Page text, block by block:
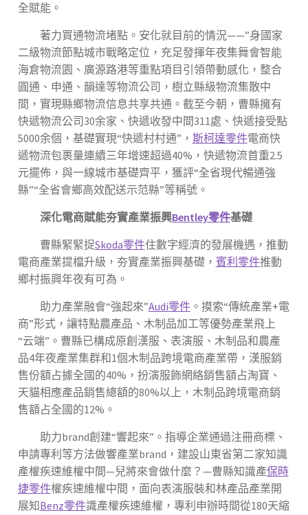
全賦能。
著力買通物流堵點。安化就目前的情況——”身國家
二級物流節點城市戰略定位，充足發揮年夜集舞會智能
海倉物流園、廣源路港等重點項目引領帶動感化，整合
圓通、申通、韻達等物流公司，樹立縣級物流集散中
間，實現縣鄉物流信息共享共通。截至今朝，曹縣擁有
快遞物流公司30余家、快遞收發中間311處、快遞接受點
5000余個，基礎實現“快遞村村通”， 斯柯達零件電商快
遞物流包裹量連續三年增速超過40%，快遞物流首重2.5
元擺佈，與一線城市基礎齊平，獲評“全省現代暢通強
縣”“全省會鄉高效配送示范縣”等稱號。
深化電商賦能夯實產業振興Bentley零件基礎
曹縣緊緊捉Skoda零件住數字經濟的發展機遇，推動
電商產業提檔升級，夯實產業振興基礎， 賓利零件推動
鄉村振興年夜有可為。
助力產業融會“強起來”Audi零件。摸索“傳統產業+電
商”形式，讓特點農產品、木制品加工等優勢產業飛上
“云端”。曹縣已構成原創漢服、表演服、木制品和農產
品4年夜產業集群和1個木制品跨境電商產業帶，漢服銷
售份額占據全國的40%，扮演服飾網絡銷售額占淘寶、
天貓相應產品銷售總額的80%以上，木制品跨境電商銷
售額占全國的12%。
助力brand創建“響起來”。指導企業通過注冊商標、
申請專利等方法做響產業brand，建設山東省第二家知識
產權疾速維權中間—兒將來會做什麼？—曹縣知識產保時
捷零件權疾速維權中間，面向表演服裝和林產品產業開
展知Benz零件識產權疾速維權，專利申辦時間從180天縮